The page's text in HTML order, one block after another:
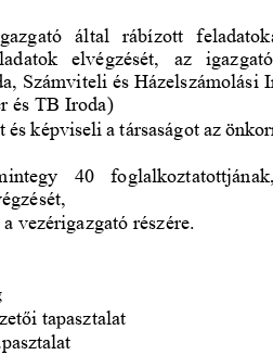
által  rábízott
elvégzését,
az
Számviteli és Házelszámolási
és TB Iroda)
és képviseli a társaságot az
40 foglalkoztatottjának
vezérigazgató részére.
tapasztalat